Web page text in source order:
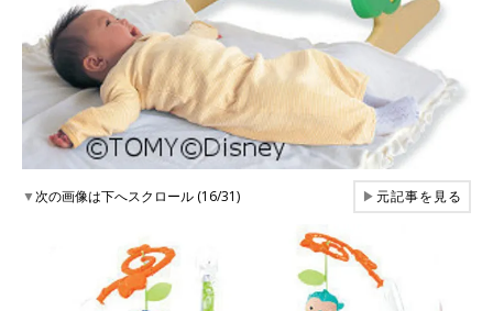
▼次の画像は下へスクロール (16/31) ▶元記事を見る